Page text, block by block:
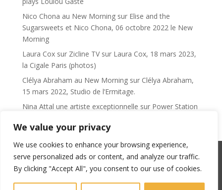
We value your privacy
We use cookies to enhance your browsing experience,
serve personalized ads or content, and analyze our traffic.
By clicking "Accept All", you consent to our use of cookies.
Nico Chona au New Morningsur Elise and the
Sugarsweets et Nico Chona, 06 octobre 2022 le New
Morning
Laura Cox sur Zicline TVsur Laura Cox, 18 mars 2023,
la Cigale Paris (photos)
Clélya Abraham au New Morningsur Clélya Abraham,
15 mars 2022, Studio de l’Ermitage.
Nina Attal une artiste exceptionnelle sur Power Station
SACEM : 101735096 – ©Copyright Zicline 1998 –